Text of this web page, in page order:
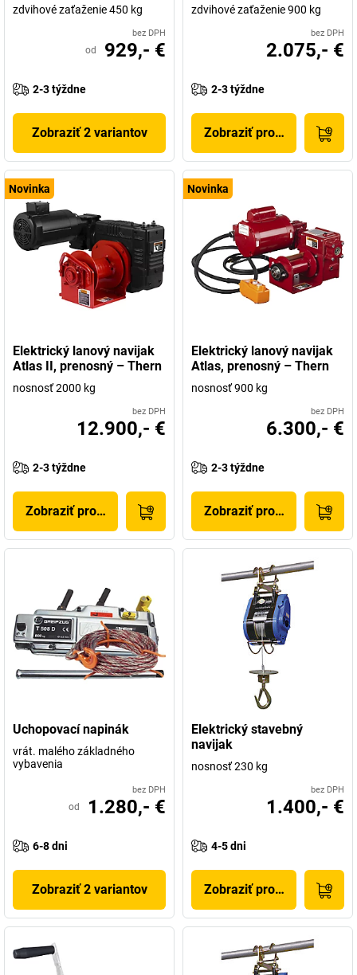
zdvihové zaťaženie 450 kg
bez DPH
od 929,- €
2-3 týždne
Zobraziť 2 variantov
zdvihové zaťaženie 900 kg
bez DPH
2.075,- €
2-3 týždne
Zobraziť produkt
Novinka
Elektrický lanový navijak
Atlas II, prenosný – Thern
nosnosť 2000 kg
bez DPH
12.900,- €
2-3 týždne
Zobraziť produkt
Novinka
Elektrický lanový navijak
Atlas, prenosný – Thern
nosnosť 900 kg
bez DPH
6.300,- €
2-3 týždne
Zobraziť produkt
Uchopovací napinák
vrát. malého základného
vybavenia
bez DPH
od 1.280,- €
6-8 dni
Zobraziť 2 variantov
Elektrický stavebný
navijak
nosnosť 230 kg
bez DPH
1.400,- €
4-5 dni
Zobraziť produkt